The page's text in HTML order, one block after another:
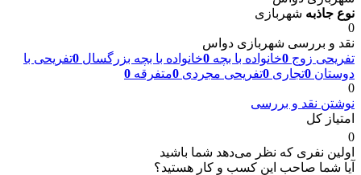
نوع جاذبه شهربازی
0
نقد و بررسی شهربازی دواس
تفریحی زوج 0خانواده با بچه 0خانواده با بچه بزرگسال 0تفریحی با
دوستان 0تجاری 0تفریحی مجردی 0متفرقه 0
0
نوشتن نقد و بررسی
امتیاز کل
0
اولین نفری که نظر می‌دهد شما باشید
آیا شما صاحب این کسب و کار هستید؟